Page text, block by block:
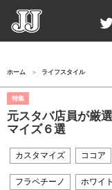
ホーム ライフスタイル
特集
元スタバ店員が厳
マイズ６選
カスタマイズ ココア
フラペチーノ ホワイ